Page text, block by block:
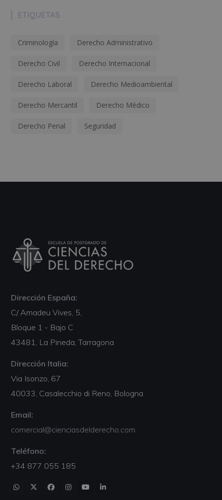
ETIQUETAS
Criminología Derecho Administrativo
Derecho Civil Derecho Internacional
Derecho Laboral Derecho Medioambiental
Derecho Mercantil Derecho Médico
Derecho Penal Seguridad
Dirección España:
C/ Amadeu Vives, 5,
Bloque 1 - Bajo C
43481, La Pineda, Tarragona
Dirección Italia:
Via Isonzo, 67
40033, Casalecchio di Reno, Bologna
Email:
comercial@cienciasdelderecho.com
Teléfono:
+34 877 055 185